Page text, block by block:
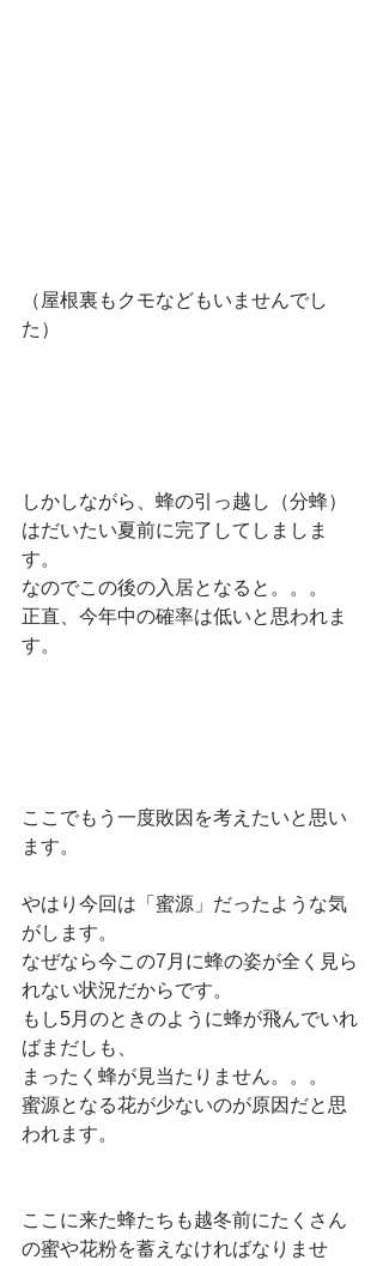
（屋根裏もクモなどもいませんでし
た）
しかしながら、蜂の引っ越し（分蜂）
はだいたい夏前に完了してしましま
す。
なのでこの後の入居となると。。。
正直、今年中の確率は低いと思われま
す。
ここでもう一度敗因を考えたいと思い
ます。
やはり今回は「蜜源」だったような気
がします。
なぜなら今この7月に蜂の姿が全く見ら
れない状況だからです。
もし5月のときのように蜂が飛んでいれ
ばまだしも、
まったく蜂が見当たりません。。。
蜜源となる花が少ないのが原因だと思
われます。
ここに来た蜂たちも越冬前にたくさん
の蜜や花粉を蓄えなければなりませ